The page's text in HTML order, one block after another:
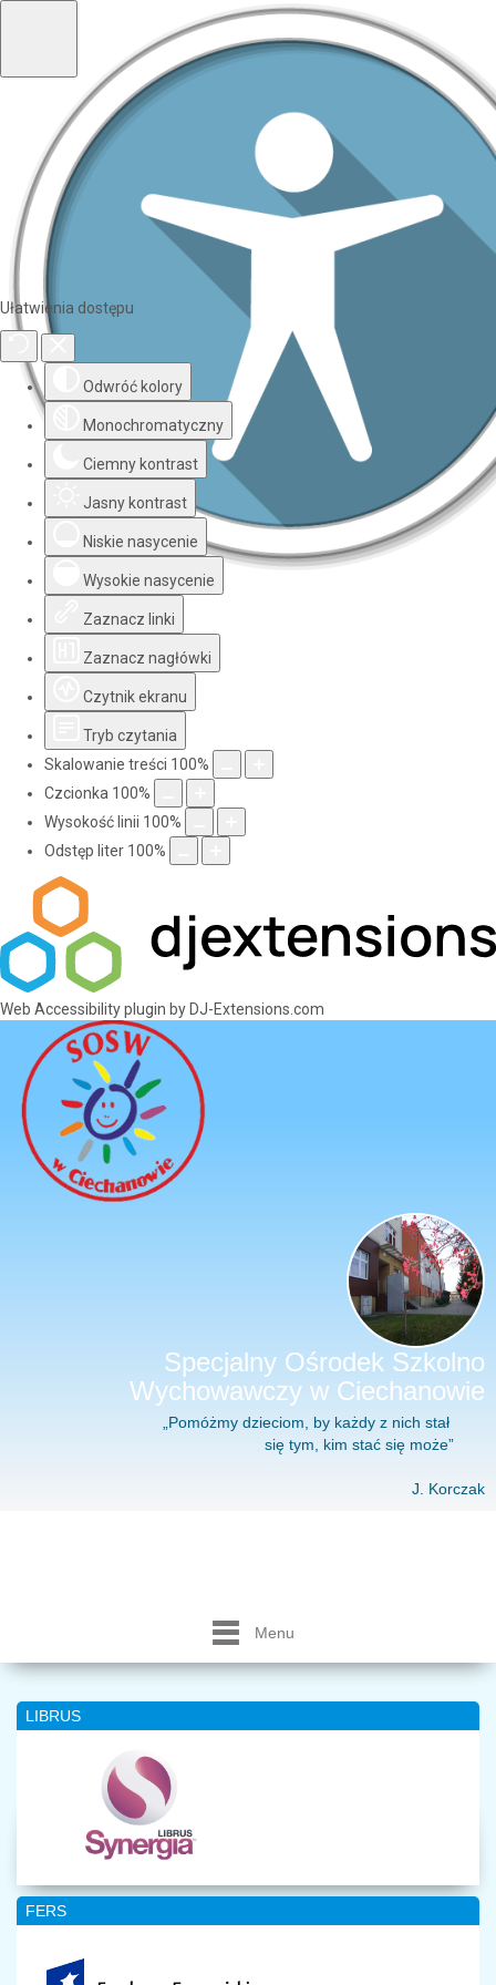
Ułatwienia dostępu
Odwróć kolory
Monochromatyczny
Ciemny kontrast
Jasny kontrast
Niskie nasycenie
Wysokie nasycenie
Zaznacz linki
Zaznacz nagłówki
Czytnik ekranu
Tryb czytania
Skalowanie treści 100%
Czcionka 100%
Wysokość linii 100%
Odstęp liter 100%
Web Accessibility plugin by DJ-Extensions.com
Specjalny Ośrodek Szkolno
Wychowawczy w Ciechanowie
„Pomóżmy dzieciom, by każdy z nich stał
się tym, kim stać się może”
J. Korczak
Menu
LIBRUS
FERS